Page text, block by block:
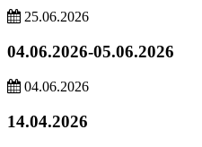
25.06.2026
04.06.2026-05.06.2026
04.06.2026
14.04.2026